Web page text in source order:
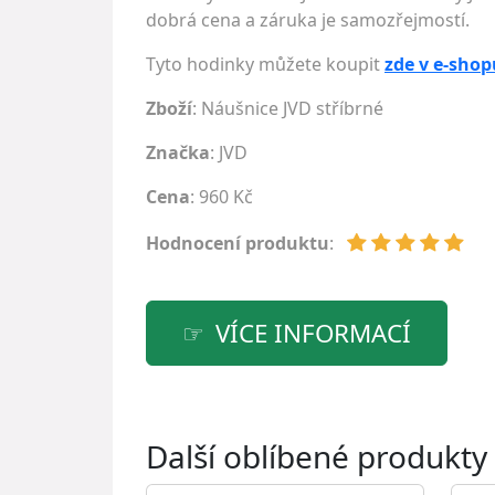
dobrá cena a záruka je samozřejmostí.
Tyto hodinky můžete koupitzde v e-
Zboží: Náušnice JVD stříbrné
Značka: JVD
Cena: 960 Kč
Hodnocení produktu:
VÍCE INFORMACÍ
Další oblíbené produkty